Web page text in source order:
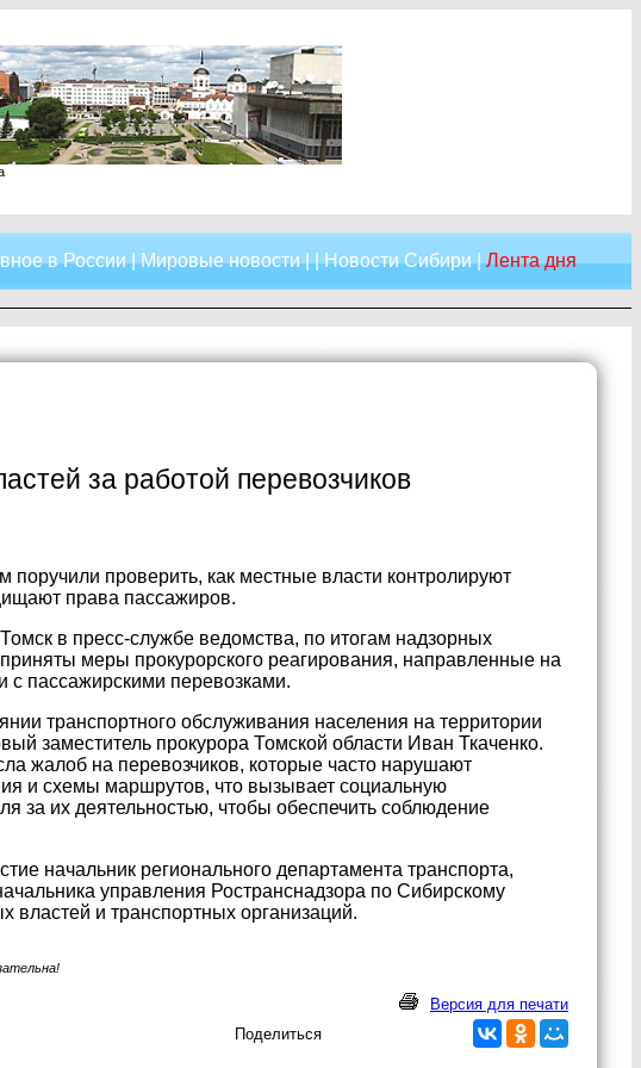
в России|Мировые новости| |Новости Сибири|Лента дня
за работой перевозчиков
поручили проверить, как местные власти контролируют
права пассажиров.
в пресс-службе ведомства, по итогам надзорных
меры прокурорского реагирования, направленные на
с пассажирскими перевозками.
транспортного обслуживания населения на территории
заместитель прокурора Томской области Иван Ткаченко.
жалоб на перевозчиков, которые часто нарушают
и схемы маршрутов, что вызывает социальную
за их деятельностью, чтобы обеспечить соблюдение
начальник регионального департамента транспорта,
управления Ространснадзора по Сибирскому
властей и транспортных организаций.
Версия для печати
Поделиться